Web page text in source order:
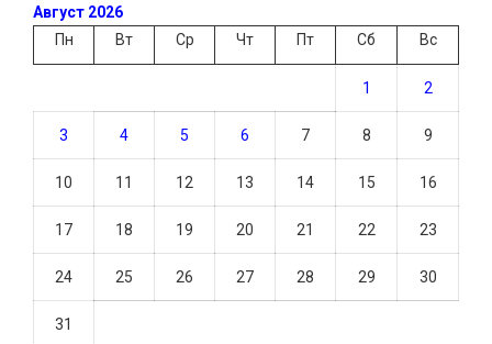
Август 2026
Пн
Вт Ср Чт Пт Сб Вс
1 2
3 4 5 6 7 8 9
10 11 12 13 14 15 16
17 18 19 20 21 22 23
24 25 26 27 28 29 30
31